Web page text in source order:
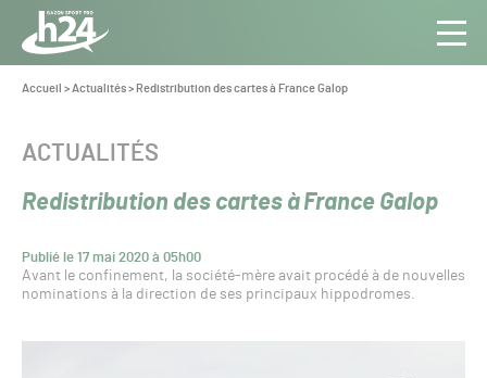
Panneau de gestion des cookies
Aller au contenu
Toute
l’info
Pro
Vous
Accueil >Actualités> Redistribution des cartes à France Galop
Redistribution des cartes à France Galop
Publié le 17 mai 2020 à 05h00
CATÉGORIE :
ACTUALITÉS
Avant le confinement, la société-mère avait procédé à de nouvelles
nominations à la direction de ses principaux hippodromes.